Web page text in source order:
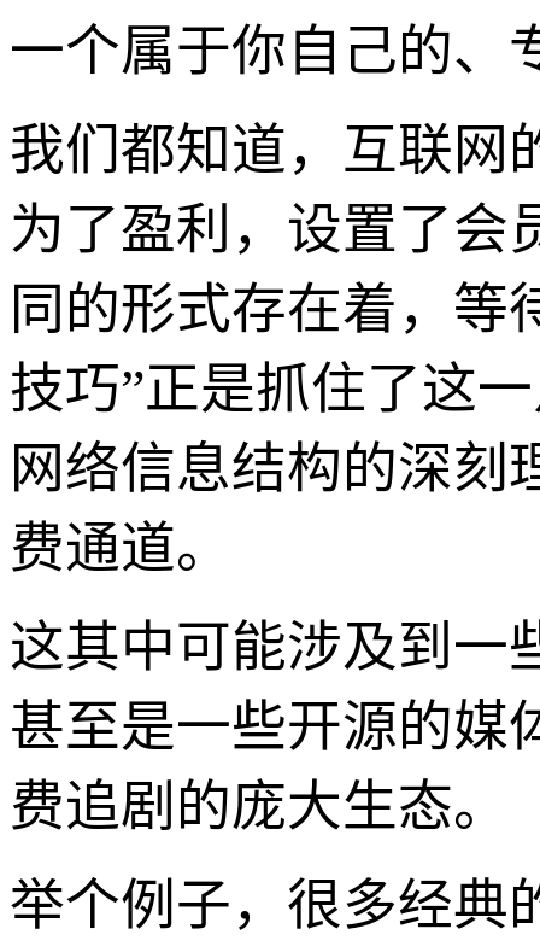
一个属于你自己的、
我们都知道，互联网
为了盈利，设置了会
同的形式存在着，等
技巧”正是抓住了这
网络信息结构的深刻
费通道。
这其中可能涉及到一
甚至是一些开源的媒
费追剧的庞大生态。
举个例子，很多经典